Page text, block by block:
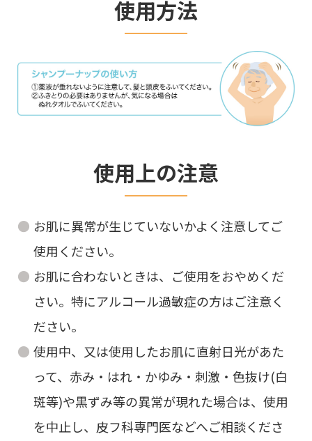
使用方法
使用上の注意
お肌に異常が生じていないかよく注意してご
使用ください。
お肌に合わないときは、ご使用をおやめくだ
さい。特にアルコール過敏症の方はご注意く
ださい。
使用中、又は使用したお肌に直射日光があた
って、赤み・はれ・かゆみ・刺激・色抜け(白
斑等)や黒ずみ等の異常が現れた場合は、使用
を中止し、皮フ科専門医などへご相談くださ